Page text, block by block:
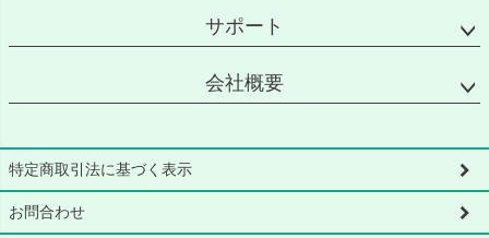
サポート
会社概要
特定商取引法に基づく表示
お問合わせ